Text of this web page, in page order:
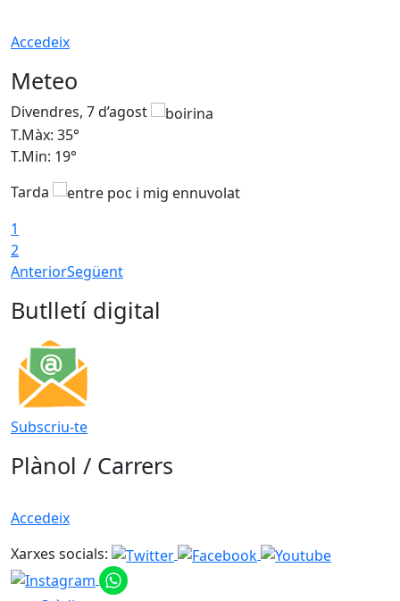
Accedeix
Meteo
Divendres, 7 d’agost
T.Màx: 35°
T.Min: 19°
Tarda
1
2
AnteriorSegüent
Butlletí digital
Subscriu-te
Plànol / Carrers
Accedeix
Xarxes socials: